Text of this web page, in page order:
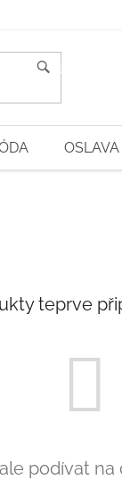
HLEDAT
OSLAVA
teprve
podívat na